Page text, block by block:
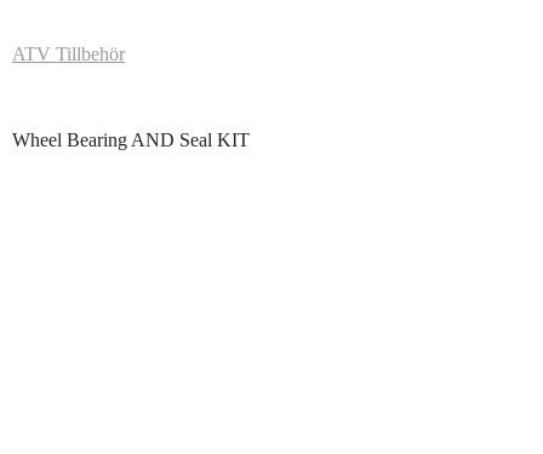
ATV Tillbehör
Wheel Bearing AND Seal KIT